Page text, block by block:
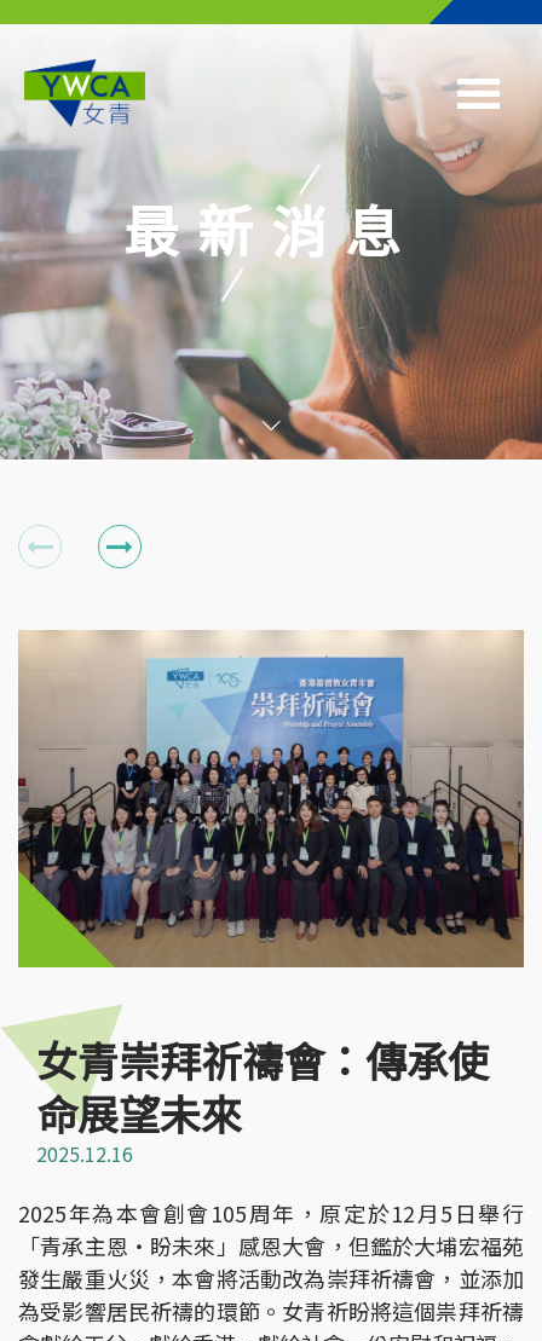
最新消息
女青崇拜祈禱會：傳承使
命展望未來
2025.12.16
2025年為本會創會105周年，原定於12月5日舉行
「青承主恩‧盼未來」感恩大會，但鑑於大埔宏福苑
發生嚴重火災，本會將活動改為崇拜祈禱會，並添加
為受影響居民祈禱的環節。女青祈盼將這個祟拜祈禱